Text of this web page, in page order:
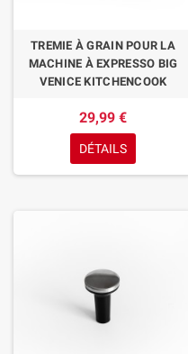
TREMIE À GRAIN POUR LA
MACHINE À EXPRESSO BIG
VENICE KITCHENCOOK
29,99 €
DÉTAILS